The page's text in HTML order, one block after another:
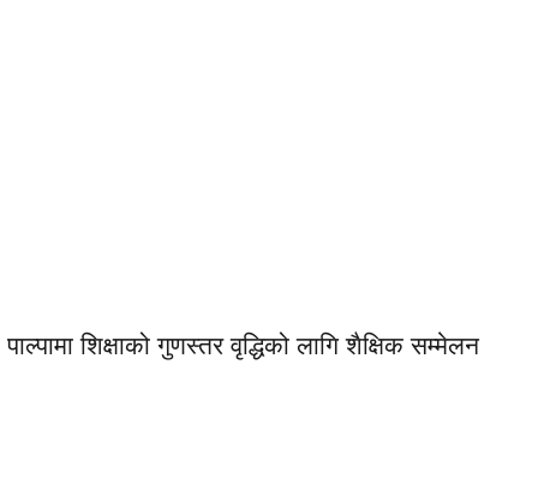
पाल्पामा शिक्षाको गुणस्तर वृद्धिको लागि शैक्षिक सम्मेलन